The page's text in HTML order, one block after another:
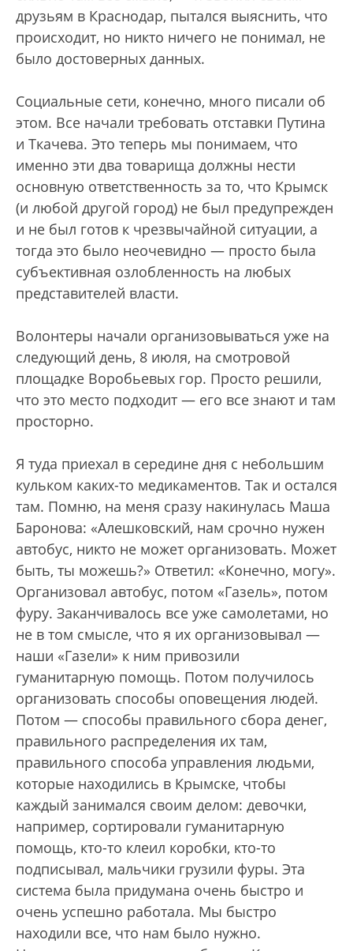
друзьям в Краснодар, пытался выяснить, что
происходит, но никто ничего не понимал, не
было достоверных данных.
Социальные сети, конечно, много писали об
этом. Все начали требовать отставки Путина
и Ткачева. Это теперь мы понимаем, что
именно эти два товарища должны нести
основную ответственность за то, что Крымск
(и любой другой город) не был предупрежден
и не был готов к чрезвычайной ситуации, а
тогда это было неочевидно — просто была
субъективная озлобленность на любых
представителей власти.
Волонтеры начали организовываться уже на
следующий день, 8 июля, на смотровой
площадке Воробьевых гор. Просто решили,
что это место подходит — его все знают и там
просторно.
Я туда приехал в середине дня с небольшим
кульком каких-то медикаментов. Так и остался
там. Помню, на меня сразу накинулась Маша
Баронова: «Алешковский, нам срочно нужен
автобус, никто не может организовать. Может
быть, ты можешь?» Ответил: «Конечно, могу».
Организовал автобус, потом «Газель», потом
фуру. Заканчивалось все уже самолетами, но
не в том смысле, что я их организовывал —
наши «Газели» к ним привозили
гуманитарную помощь. Потом получилось
организовать способы оповещения людей.
Потом — способы правильного сбора денег,
правильного распределения их там,
правильного способа управления людьми,
которые находились в Крымске, чтобы
каждый занимался своим делом: девочки,
например, сортировали гуманитарную
помощь, кто-то клеил коробки, кто-то
подписывал, мальчики грузили фуры. Эта
система была придумана очень быстро и
очень успешно работала. Мы быстро
находили все, что нам было нужно.